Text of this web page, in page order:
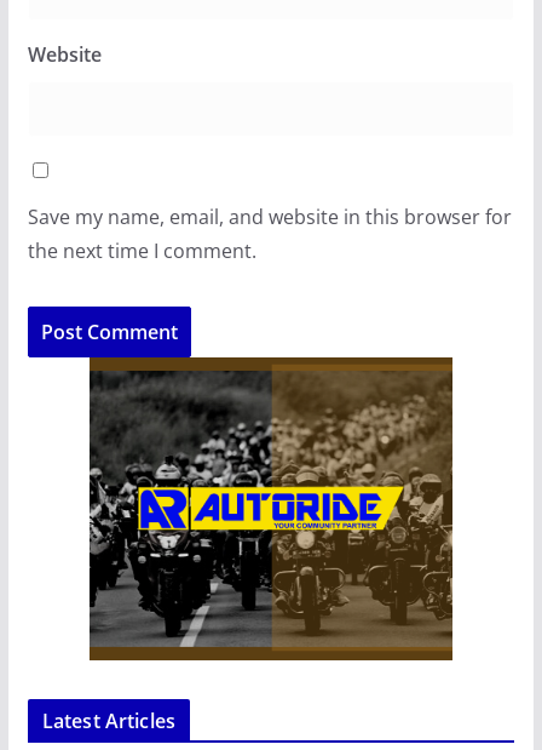
Website
Save my name, email, and website in this browser for
the next time I comment.
Latest Articles